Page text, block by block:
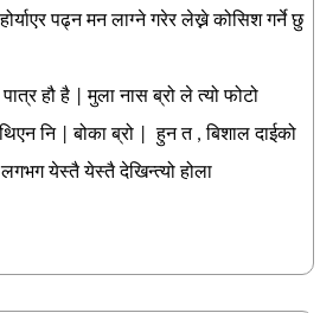
पढ्न मन लाग्ने गरेर लेख्ने कोसिश गर्ने छु
हौ है | मुला नास ब्रो ले त्यो फोटो
नि | बोका ब्रो | हुन त , बिशाल दाईको
येस्तै येस्तै देखिन्त्यो होला